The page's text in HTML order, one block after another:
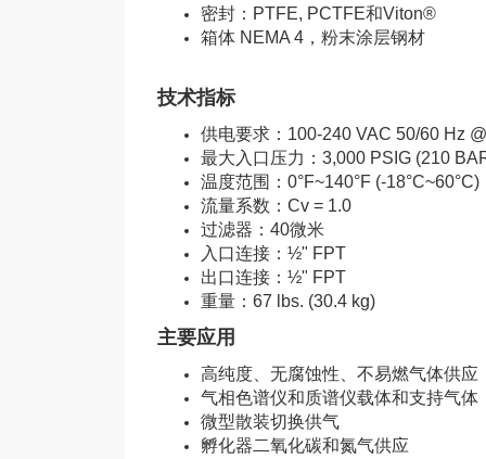
密封：PTFE, PCTFE和Viton®
箱体 NEMA 4，粉末涂层钢材
技术指标
供电要求： 100-240 VAC 50/60 Hz
最大入口压力：3,000 PSIG (210
温度范围：0°F~140°F (-18°C~60°C)
流量系数：Cv = 1.0
过滤器：40微米
入口连接：½" FPT
出口连接：½" FPT
重量：67 lbs. (30.4 kg)
主要应用
高纯度、无腐蚀性、不易燃气体供应
气相色谱仪和质谱仪载体和支持气体
微型散装切换供气
孵化器二氧化碳和氮气供应